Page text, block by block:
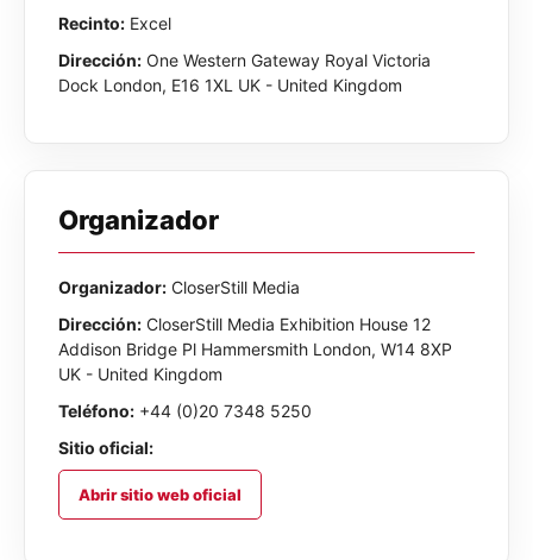
Recinto: Excel
Dirección: One Western Gateway Royal Victoria
Dock London, E16 1XL UK - United Kingdom
Organizador
Organizador: CloserStill Media
Dirección: CloserStill Media Exhibition House 12
Addison Bridge Pl Hammersmith London, W14 8XP
UK - United Kingdom
Teléfono: +44 (0)20 7348 5250
Sitio oficial:
Abrir sitio web oficial